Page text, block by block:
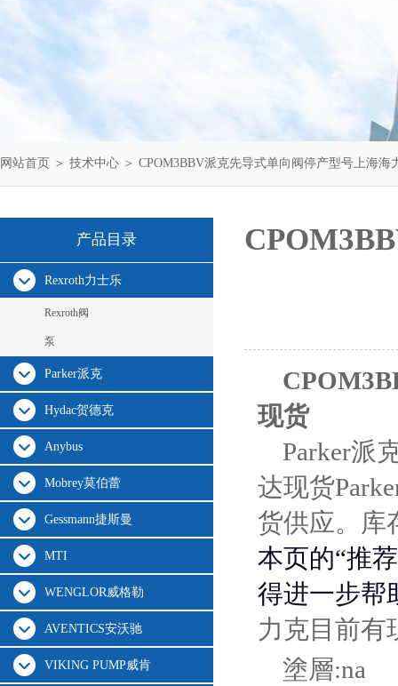
网站首页 ＞ 技术中心 ＞ CPOM3BBV派克先导式单向阀停产型号上海海
产品目录
Rexroth力士乐
Rexroth阀
泵
Parker派克
Hydac贺德克
Anybus
Mobrey莫伯蕾
Gessmann捷斯曼
MTI
WENGLOR威格勒
AVENTICS安沃驰
VIKING PUMP威肯
现货
Parker派
达现货
货供应。库
本页的“推
得进一步帮
力克目前有
塗層:na